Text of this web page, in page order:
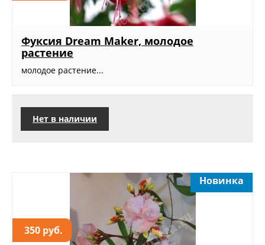
Фуксия Dream Maker, молодое
растение
молодое растение...
Нет в наличии
350 руб.
Новинка